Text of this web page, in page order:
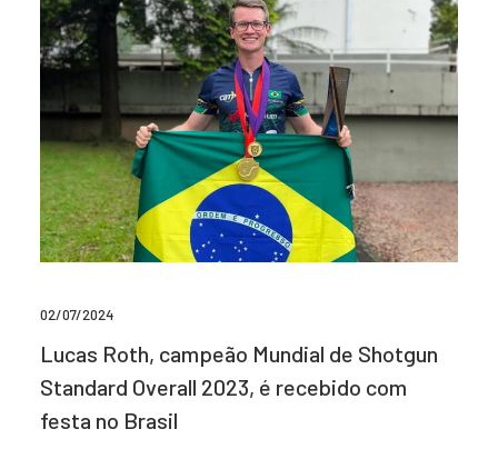
02/07/2024
Lucas Roth, campeão Mundial de Shotgun
Standard Overall 2023, é recebido com
festa no Brasil